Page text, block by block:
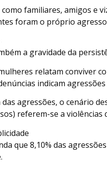
familiares, amigos e
foram o próprio
a gravidade da
relatam conviver
indicam
agressões, o cenário
referem-se a
que 8,10% das